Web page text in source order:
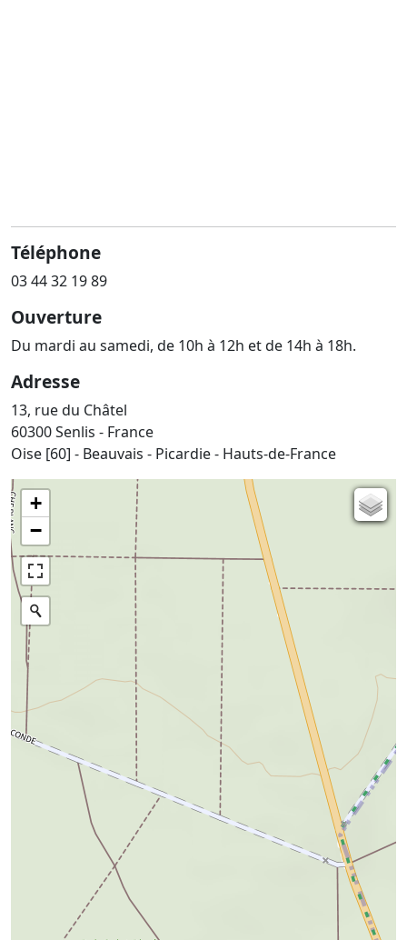
Téléphone
03 44 32 19 89
Ouverture
Du mardi au samedi, de 10h à 12h et de 14h à 18h.
Adresse
13, rue du Châtel
60300 Senlis - France
Oise [60] - Beauvais - Picardie - Hauts-de-France
+
−
Parcellaire cadastral
Plan IGN